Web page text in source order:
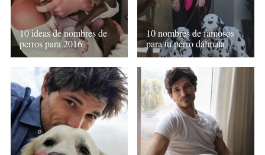
10 ideas de nombres de
perros para 2016
10 nombres de famosos
para tu perro dálmata